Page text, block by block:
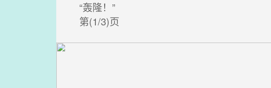
“轰隆！”
第(1/3)页